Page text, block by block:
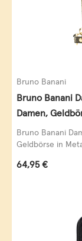
Bruno Banani
Bruno Banani
Damen,
Leder,
Bruno Banani
Geldbörse in
Regulärer Preis:
64,95 €